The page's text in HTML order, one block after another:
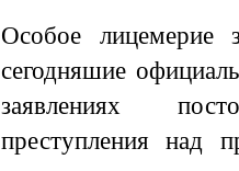
Особое лицемерие
сегодняшие
заявлениях
преступления над